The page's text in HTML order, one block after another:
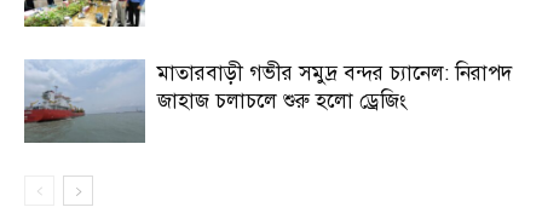
মাতারবাড়ী গভীর সমুদ্র বন্দর চ্যানেল: নিরাপদ
জাহাজ চলাচলে শুরু হলো ড্রেজিং